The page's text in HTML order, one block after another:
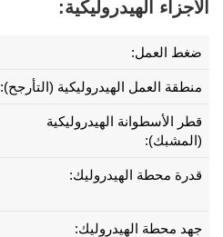
الأجزاء الهيدروليكية:
ضغط العمل:
منطقة العمل الهيدروليكية (التأرجح):
قطر الأسطوانة الهيدروليكية
(المشبك):
قدرة محطة الهيدروليك:
جهد محطة الهيدروليك: